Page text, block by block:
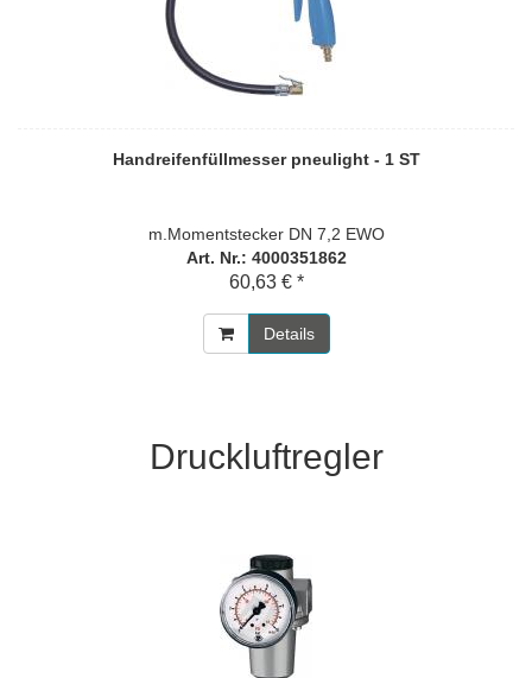
Handreifenfüllmesser pneulight - 1 ST
m.Momentstecker DN 7,2 EWO
Art. Nr.: 4000351862
60,63 € *
Details
Druckluftregler